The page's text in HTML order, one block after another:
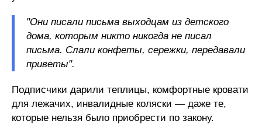
"Они писали письма выходцам из детского
дома, которым никто никогда не писал
письма. Слали конфеты, сережки, передавали
приветы".
Подписчики дарили теплицы, комфортные кровати
для лежачих, инвалидные коляски — даже те,
которые нельзя было приобрести по закону.